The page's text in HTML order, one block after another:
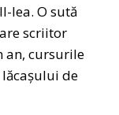
lea. O sută
scriitor
an, cursurile
de